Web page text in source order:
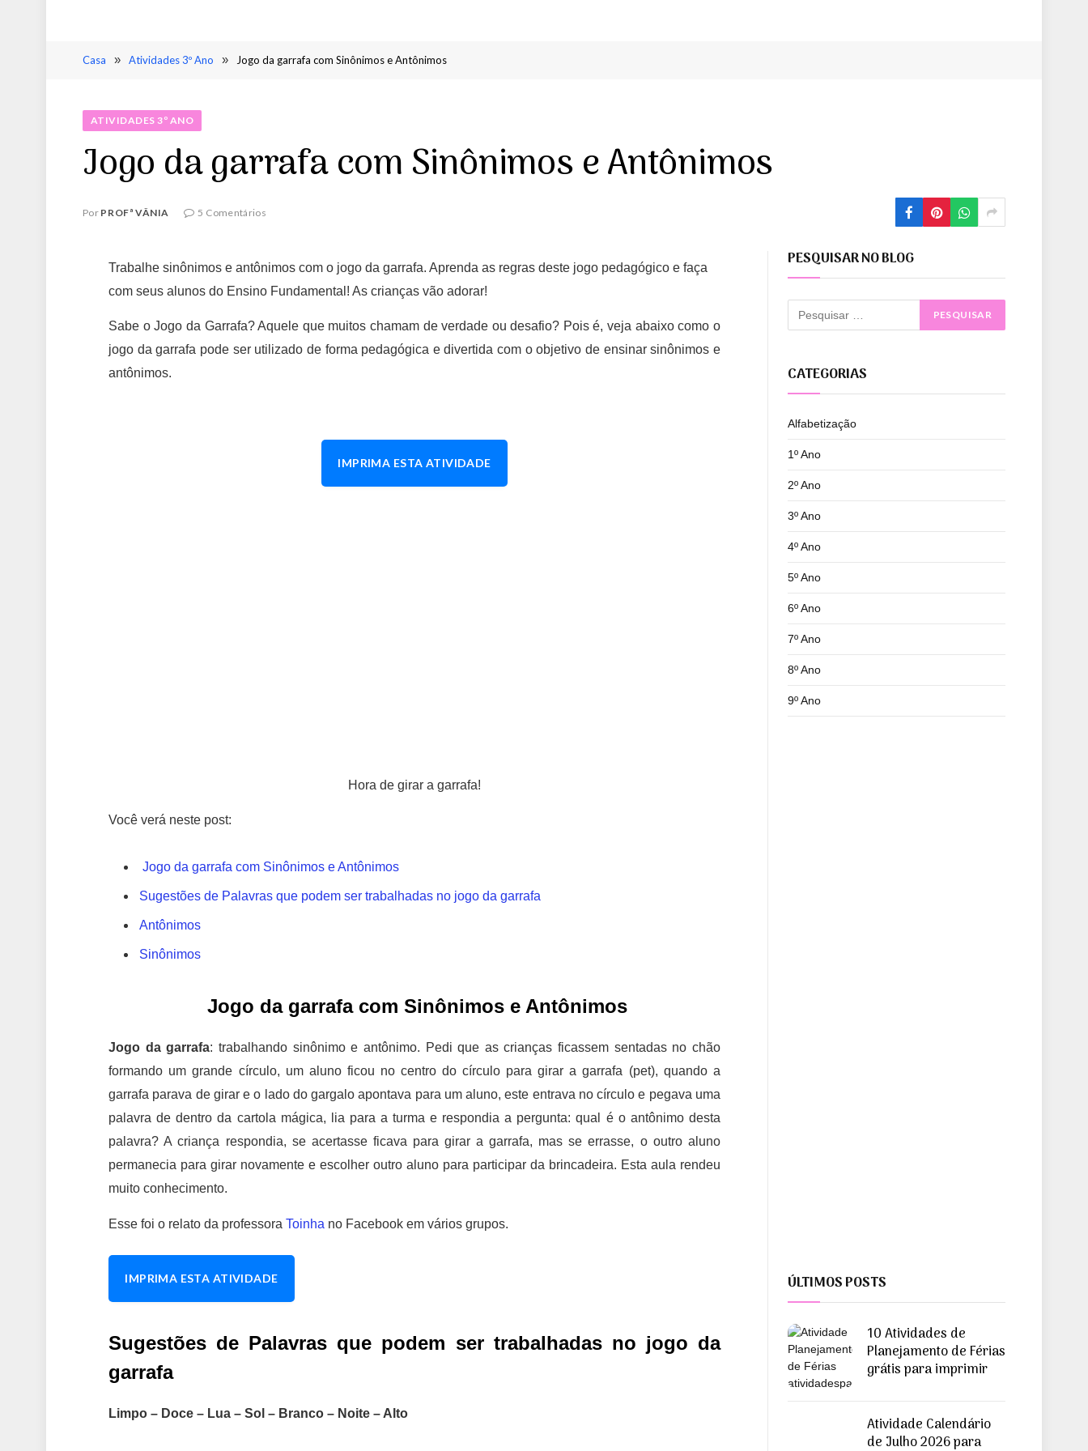
Casa » Atividades 3º Ano » Jogo da garrafa com Sinônimos e Antônimos
ATIVIDADES 3º ANO
Jogo da garrafa com Sinônimos e Antônimos
Por PROFª VÂNIA 5 Comentários
Trabalhe sinônimos e antônimos com o jogo da garrafa. Aprenda as regras deste jogo pedagógico e faça
com seus alunos do Ensino Fundamental! As crianças vão adorar!
Sabe o Jogo da Garrafa? Aquele que muitos chamam de verdade ou desafio? Pois é, veja abaixo como o
jogo da garrafa pode ser utilizado de forma pedagógica e divertida com o objetivo de ensinar sinônimos e
antônimos.
IMPRIMA ESTA ATIVIDADE
Hora de girar a garrafa!
Você verá neste post:
Jogo da garrafa com Sinônimos e Antônimos
Sugestões de Palavras que podem ser trabalhadas no jogo da garrafa
Antônimos
Sinônimos
Jogo da garrafa com Sinônimos e Antônimos
Jogo da garrafa: trabalhando sinônimo e antônimo. Pedi que as crianças ficassem sentadas no chão
formando um grande círculo, um aluno ficou no centro do círculo para girar a garrafa (pet), quando a
garrafa parava de girar e o lado do gargalo apontava para um aluno, este entrava no círculo e pegava uma
palavra de dentro da cartola mágica, lia para a turma e respondia a pergunta: qual é o antônimo desta
palavra? A criança respondia, se acertasse ficava para girar a garrafa, mas se errasse, o outro aluno
permanecia para girar novamente e escolher outro aluno para participar da brincadeira. Esta aula rendeu
muito conhecimento.
Esse foi o relato da professoraToinha no Facebook em vários grupos.
IMPRIMA ESTA ATIVIDADE
Sugestões de Palavras que podem ser trabalhadas no jogo da
garrafa
Limpo – Doce – Lua – Sol – Branco – Noite – Alto
PESQUISAR NO BLOG
CATEGORIAS
Alfabetização
1º Ano
2º Ano
3º Ano
4º Ano
5º Ano
6º Ano
7º Ano
8º Ano
9º Ano
ÚLTIMOS POSTS
10 Atividades de
Planejamento de Férias
grátis para imprimir
Atividade Calendário
de Julho 2026 para